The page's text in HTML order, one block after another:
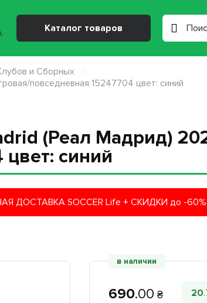
(Реал Мадрид)
синий
ДОСТАВКА SOCCER Life + СКИДКИ до -60%
в наличии
690.00 ₴ 20.
Каталог товаров
и Сборных
повседневная 15247704 цвет: синий